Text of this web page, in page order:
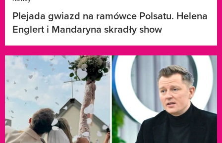
Plejada gwiazd na ramówce Polsatu. Helena
Englert i Mandaryna skradły show